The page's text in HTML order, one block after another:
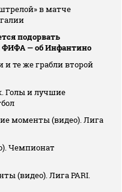
в матче
подорвать
ФИФА — об Инфантино
те же грабли второй
Голы и лучшие
моменты (видео). Лига
Чемпионат
(видео). Лига PARI.